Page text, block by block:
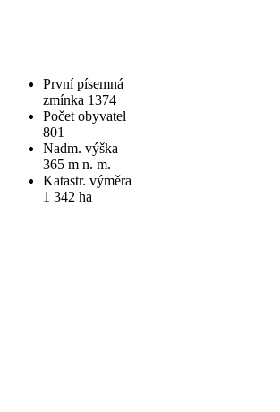
První písemná
zmínka 1374
Počet obyvatel
801
Nadm. výška
365 m n. m.
Katastr. výměra
1 342 ha